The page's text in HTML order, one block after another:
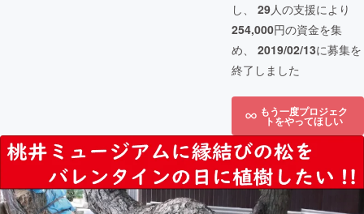
し、 29人の支援により
254,000円の資金を集
め、 2019/02/13に募集を
終了しました
もう一度プロジェク
トをやってほしい